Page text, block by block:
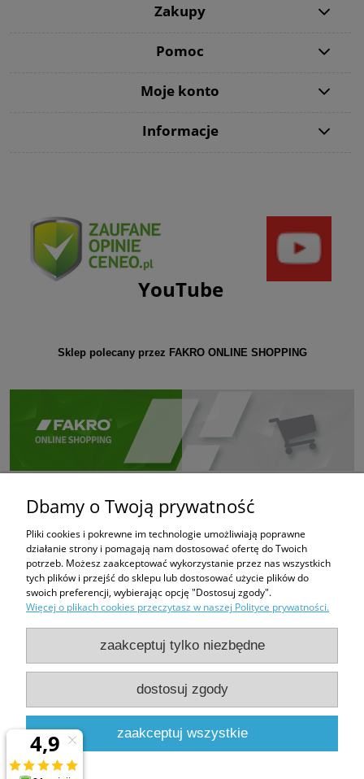
Zakupy
Pomoc
Moje konto
Informacje
YouTube
Sklep polecany przez FAKRO ONLINE SHOPPING
PHUP FUGAZI
Bratków 6
43-100 Tychy
e-mail:
fugazi.tychy@gmail.com,biuro@e-oknadachowe.pl
tel:509-308-681
Dbamy o Twoją prywatność
Pliki cookies i pokrewne im technologie umożliwiają poprawne
działanie strony i pomagają nam dostosować ofertę do Twoich
potrzeb. Możesz zaakceptować wykorzystanie przez nas wszystkich
tych plików i przejść do sklepu lub dostosować użycie plików do
swoich preferencji, wybierając opcję "Dostosuj zgody".
Więcej o plikach cookies przeczytasz w naszej Polityce prywatności.
zaakceptuj tylko niezbędne
dostosuj zgody
zaakceptuj wszystkie